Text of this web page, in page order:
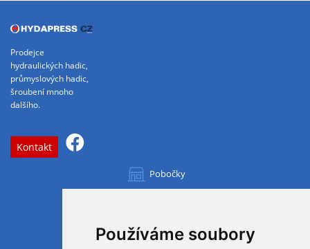
Používáme soubory
Prodejce
hydraulických hadic,
průmyslových hadic,
šroubení mnoho
dalšího.
Kontakt
Pobočky
OTVÍRACÍ DOBA